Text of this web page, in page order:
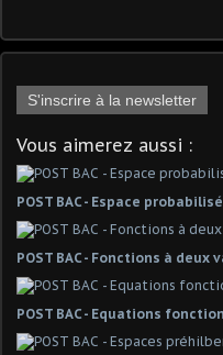
S'inscrire à la newsletter
Vous aimerez aussi :
POST BAC - Espace
POST BAC - Fonctions à deux
POST BAC - Equations